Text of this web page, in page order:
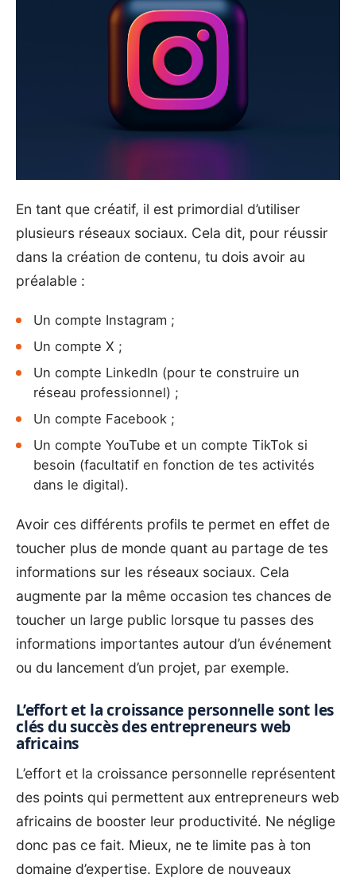
En tant que créatif, il est primordial d’utiliser
plusieurs réseaux sociaux. Cela dit, pour réussir
dans la création de contenu, tu dois avoir au
préalable :
Un compte Instagram ;
Un compte X ;
Un compte LinkedIn (pour te construire un
réseau professionnel) ;
Un compte Facebook ;
Un compte YouTube et un compte TikTok si
besoin (facultatif en fonction de tes activités
dans le digital).
Avoir ces différents profils te permet en effet de
toucher plus de monde quant au partage de tes
informations sur les réseaux sociaux. Cela
augmente par la même occasion tes chances de
toucher un large public lorsque tu passes des
informations importantes autour d’un événement
ou du lancement d’un projet, par exemple.
L’effort et la croissance personnelle sont les
clés du succès des entrepreneurs web
africains
L’effort et la croissance personnelle représentent
des points qui permettent aux entrepreneurs web
africains de booster leur productivité. Ne néglige
donc pas ce fait. Mieux, ne te limite pas à ton
domaine d’expertise. Explore de nouveaux